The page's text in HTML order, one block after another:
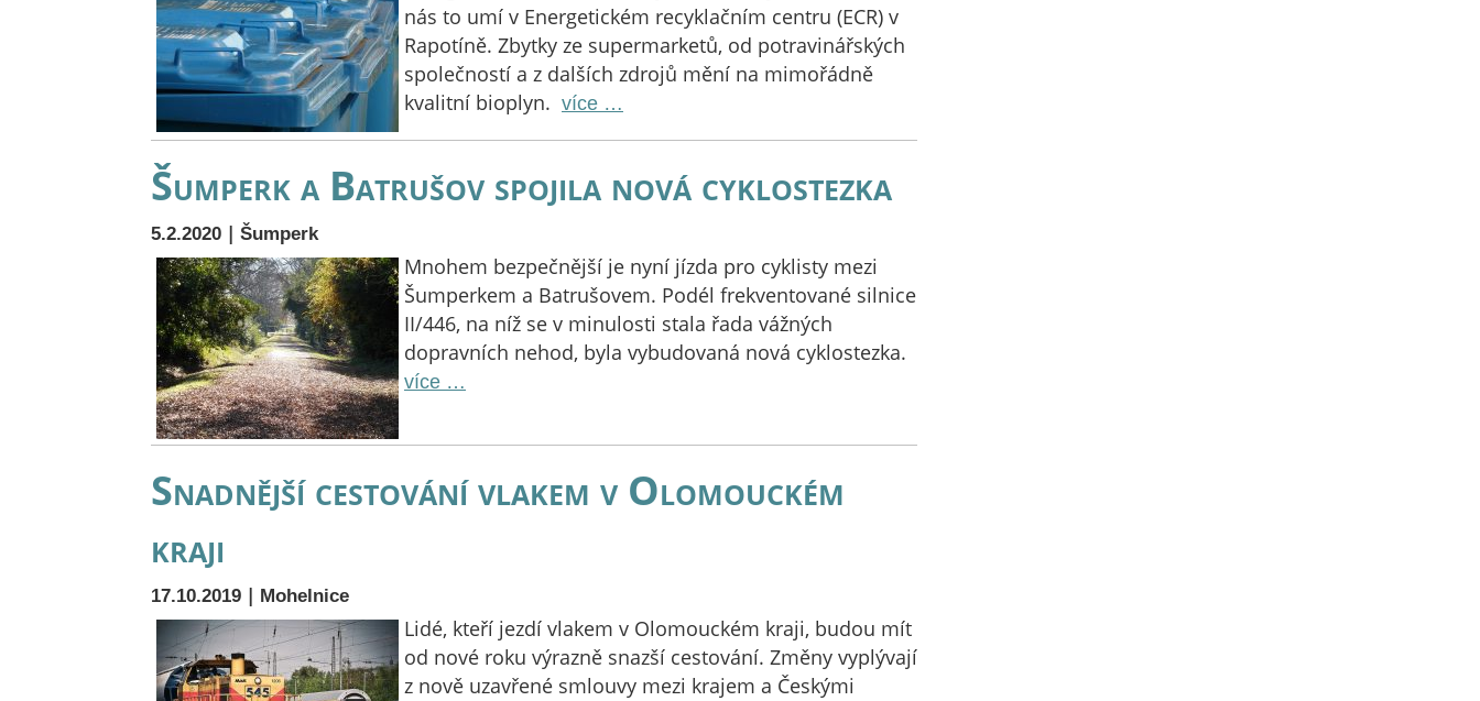
nás to umí v Energetickém recyklačním centru (ECR) v
Rapotíně. Zbytky ze supermarketů, od potravinářských
společností a z dalších zdrojů mění na mimořádně
kvalitní bioplyn. více …
Šumperk a Batrušov spojila nová cyklostezka
5.2.2020 | Šumperk
Mnohem bezpečnější je nyní jízda pro cyklisty mezi
Šumperkem a Batrušovem. Podél frekventované silnice
II/446, na níž se v minulosti stala řada vážných
dopravních nehod, byla vybudovaná nová cyklostezka.
více …
Snadnější cestování vlakem v Olomouckém
kraji
17.10.2019 | Mohelnice
Lidé, kteří jezdí vlakem v Olomouckém kraji, budou mít
od nové roku výrazně snazší cestování. Změny vyplývají
z nově uzavřené smlouvy mezi krajem a Českými